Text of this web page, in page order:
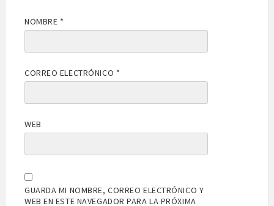
NOMBRE *
CORREO ELECTRÓNICO *
WEB
GUARDA MI NOMBRE, CORREO ELECTRÓNICO Y
WEB EN ESTE NAVEGADOR PARA LA PRÓXIMA